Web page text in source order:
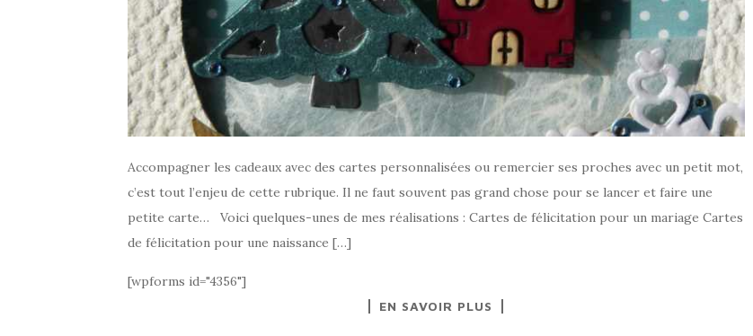
Accompagner les cadeaux avec des cartes personnalisées ou remercier ses proches avec un petit mot,
c’est tout l’enjeu de cette rubrique. Il ne faut souvent pas grand chose pour se lancer et faire une
petite carte… Voici quelques-unes de mes réalisations : Cartes de félicitation pour un mariage Cartes
de félicitation pour une naissance […]
[wpforms id="4356"]
EN SAVOIR PLUS